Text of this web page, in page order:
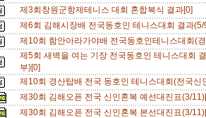
제3회창원군항제테니스 대회 혼합복식 결과[0]
제6회 김해시장배 전국동호인 테니스대회 결과(5/
제10회 함안아라가야배 전국동호인테니스대회(
제5회 새벽을 여는 기장 전국동호인 테니스대회
부)[0]
제10회 경산탑배 전국 동호인 테니스대회(전국신
제30회 김해오픈 전국 신인혼복 예선대진표(3/
제30회 김해오픈 전국 신인혼복 본선대진표(3/